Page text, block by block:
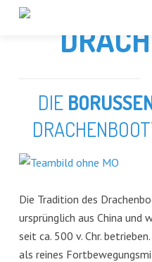
DIE
Die Tradition des
ursprünglich aus China und
seit ca. 500 v. Chr.
als reines